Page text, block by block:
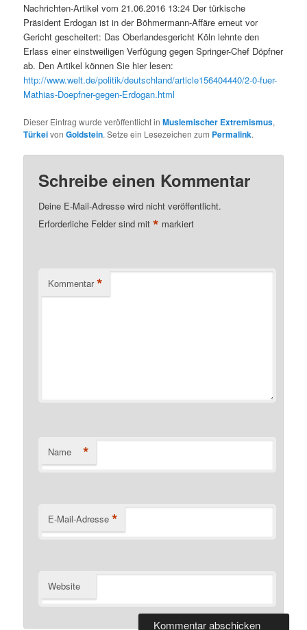
Nachrichten-Artikel vom 21.06.2016 13:24 Der türkische
Präsident Erdogan ist in der Böhmermann-Affäre erneut vor
Gericht gescheitert: Das Oberlandesgericht Köln lehnte den
Erlass einer einstweiligen Verfügung gegen Springer-Chef Döpfner
ab. Den Artikel können Sie hier lesen:
http://www.welt.de/politik/deutschland/article156404440/2-0-fuer-
Mathias-Doepfner-gegen-Erdogan.html
Dieser Eintrag wurde veröffentlicht inMuslemischer Extremismus,
TürkeivonGoldstein. Setze ein Lesezeichen zum Permalink.
Schreibe einen Kommentar
Deine E-Mail-Adresse wird nicht veröffentlicht.
Erforderliche Felder sind mit* markiert
Kommentar *
Name *
E-Mail-Adresse *
Website